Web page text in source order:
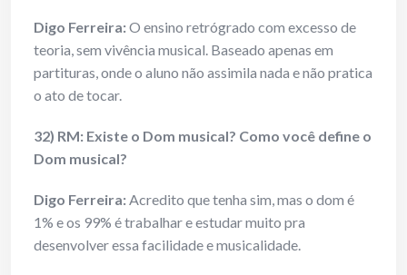
Digo Ferreira:O ensino retrógrado com excesso de
teoria, sem vivência musical. Baseado apenas em
partituras, onde o aluno não assimila nada e não pratica
o ato de tocar.
32) RM: Existe o Dom musical? Como você define o
Dom musical?
Digo Ferreira:Acredito que tenha sim, mas o dom é
1% e os 99% é trabalhar e estudar muito pra
desenvolver essa facilidade e musicalidade.